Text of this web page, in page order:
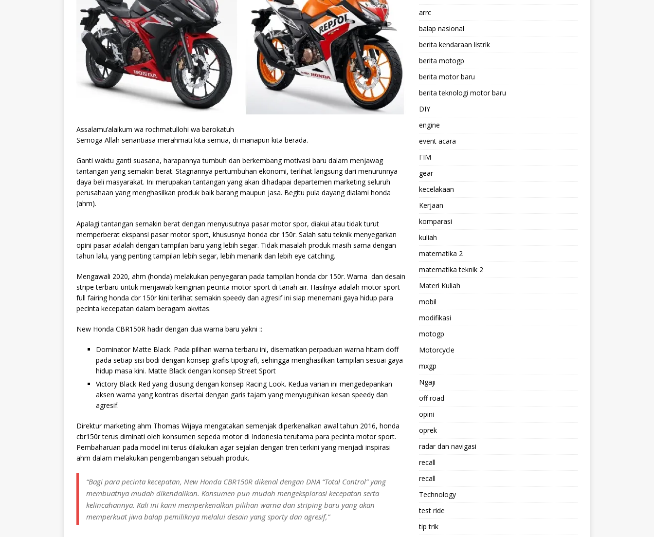
Assalamu’alaikum wa rochmatullohi wa barokatuh
Semoga Allah senantiasa merahmati kita semua, di manapun kita berada.
Ganti waktu ganti suasana, harapannya tumbuh dan berkembang motivasi baru dalam menjawag
tantangan yang semakin berat. Stagnannya pertumbuhan ekonomi, terlihat langsung dari menurunnya
daya beli masyarakat. Ini merupakan tantangan yang akan dihadapai departemen marketing seluruh
perusahaan yang menghasilkan produk baik barang maupun jasa. Begitu pula dayang dialami honda
(ahm).
Apalagi tantangan semakin berat dengan menyusutnya pasar motor spor, diakui atau tidak turut
memperberat ekspansi pasar motor sport, khususnya honda cbr 150r. Salah satu teknik menyegarkan
opini pasar adalah dengan tampilan baru yang lebih segar. Tidak masalah produk masih sama dengan
tahun lalu, yang pentingtampilan lebih segar, lebih menarik dan lebih eye catching.
Mengawali 2020, ahm (honda) melakukan penyegaran pada tampilan honda cbr 150r. Warna dan desain
stripe terbaru untuk menjawab keinginan pecinta motor sport di tanah air. Hasilnya adalah motor sport
full fairing honda cbr 150r kini terlihat semakin speedy dan agresif ini siap menemani gaya hidup para
pecinta kecepatan dalam beragam akvitas.
New Honda CBR150R hadir dengan dua warna baru yakni ::
Dominator Matte Black. Pada pilihan warna terbaru ini, disematkan perpaduan warna hitam doff
pada setiap sisi bodi dengan konsep grafis tipografi, sehingga menghasilkan tampilan sesuai gaya
hidup masa kini. Matte Black dengan konsep Street Sport
Victory Black Red yang diusung dengan konsep Racing Look. Kedua varian ini mengedepankan
aksen warna yang kontras disertai dengan garis tajam yang menyuguhkan kesan speedy dan
agresif.
Direktur marketing ahm Thomas Wijaya mengatakan semenjak diperkenalkan awal tahun 2016, honda
cbr150r terus diminati oleh konsumen sepeda motor di Indonesia terutama para pecinta motor sport.
Pembaharuan pada model ini terus dilakukan agar sejalan dengan tren terkini yang menjadi inspirasi
ahm dalam melakukan pengembangan sebuah produk.
“Bagi para pecinta kecepatan, New Honda CBR150R dikenal dengan DNA “Total Control” yang
membuatnya mudah dikendalikan. Konsumen pun mudah mengeksplorasi kecepatan serta
kelincahannya. Kali ini kami memperkenalkan pilihan warna dan striping baru yang akan
memperkuat jiwa balap pemiliknya melalui desain yang sporty dan agresif,”
arrc
balap nasional
berita kendaraan listrik
berita motogp
berita motor baru
berita teknologi motor baru
DIY
engine
event acara
FIM
gear
kecelakaan
Kerjaan
komparasi
kuliah
matematika 2
matematika teknik 2
Materi Kuliah
mobil
modifikasi
motogp
Motorcycle
mxgp
Ngaji
off road
opini
oprek
radar dan navigasi
recall
recall
Technology
test ride
tip trik